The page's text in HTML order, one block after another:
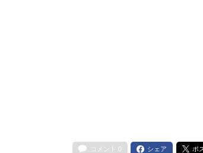
コメント 0 シェア ポ